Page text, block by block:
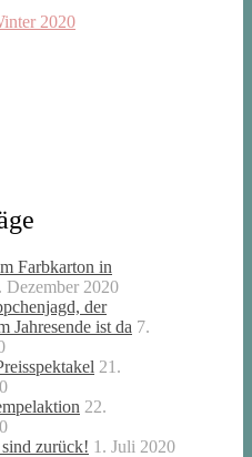
2020
Farbkarton in
Dezember 2020
der
Jahresende ist da 7.
21.
22.
zurück! 1. Juli 2020